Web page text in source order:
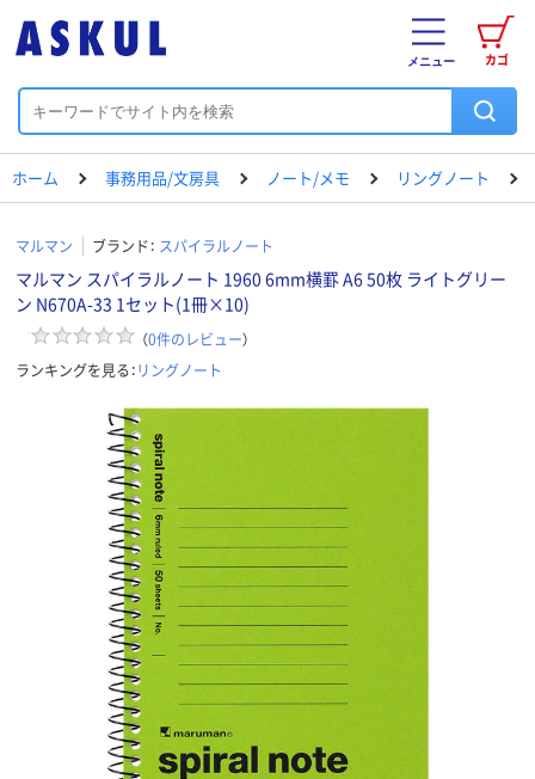
カゴ
メニュー
ホーム 事務用品/文房具 ノート/メモ リングノート
マルマン ブランド： スパイラルノート
マルマン スパイラルノート 1960 6mm横罫 A6 50枚 ライトグリー
ン N670A-33 1セット(1冊×10)
（0件のレビュー）
ランキングを見る：リングノート